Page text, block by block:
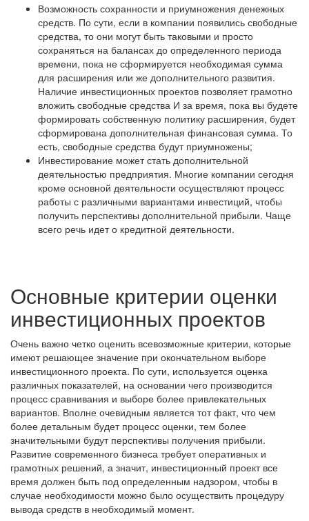
Возможность сохранности и приумножения денежных
средств. По сути, если в компании появились свободные
средства, то они могут быть таковыми и просто
сохраняться на балансах до определенного периода
времени, пока не сформируется необходимая сумма
для расширения или же дополнительного развития.
Наличие инвестиционных проектов позволяет грамотно
вложить свободные средства И за время, пока вы будете
формировать собственную политику расширения, будет
сформирована дополнительная финансовая сумма. То
есть, свободные средства будут приумножены;
Инвестирование может стать дополнительной
деятельностью предприятия. Многие компании сегодня
кроме основной деятельности осуществляют процесс
работы с различными вариантами инвестиций, чтобы
получить перспективы дополнительной прибыли. Чаще
всего речь идет о кредитной деятельности.
Основные критерии оценки
инвестиционных проектов
Очень важно четко оценить всевозможные критерии, которые
имеют решающее значение при окончательном выборе
инвестиционного проекта. По сути, используется оценка
различных показателей, на основании чего производится
процесс сравнивания и выборе более привлекательных
вариантов. Вполне очевидным является тот факт, что чем
более детальным будет процесс оценки, тем более
значительными будут перспективы получения прибыли.
Развитие современного бизнеса требует оперативных и
грамотных решений, а значит, инвестиционный проект все
время должен быть под определенным надзором, чтобы в
случае необходимости можно было осуществить процедуру
вывода средств в необходимый момент.